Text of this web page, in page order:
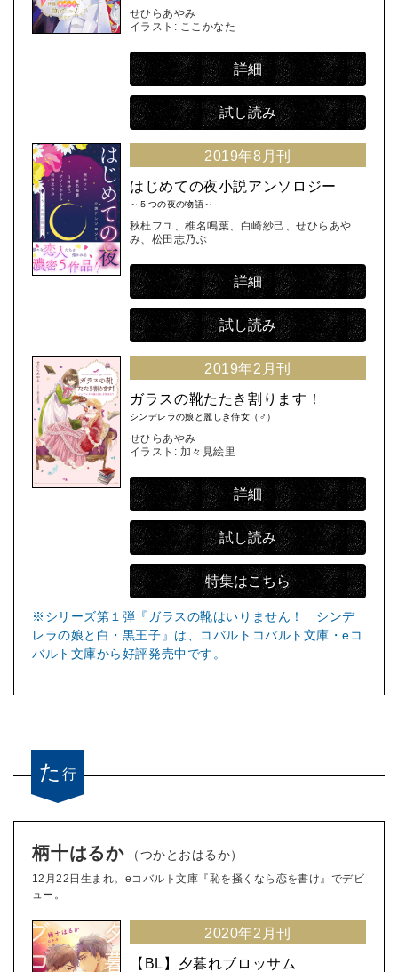
せひらあやみ
イラスト: ここかなた
詳細
試し読み
2019年8月刊
はじめての夜小説アンソロジー
～５つの夜の物語～
秋杜フユ、椎名鳴葉、白崎紗己、せひらあや
み、松田志乃ぶ
詳細
試し読み
2019年2月刊
ガラスの靴たたき割ります！
シンデレラの娘と麗しき侍女（♂）
せひらあやみ
イラスト: 加々見絵里
詳細
試し読み
特集はこちら
※シリーズ第１弾『ガラスの靴はいりません！ シンデ
レラの娘と白・黒王子』は、コバルトコバルト文庫・eコ
バルト文庫から好評発売中です。
た 行
柄十はるか （つかとおはるか）
12月22日生まれ。eコバルト文庫『恥を掻くなら恋を書け』でデビ
ュー。
2020年2月刊
【BL】夕暮れブロッサム